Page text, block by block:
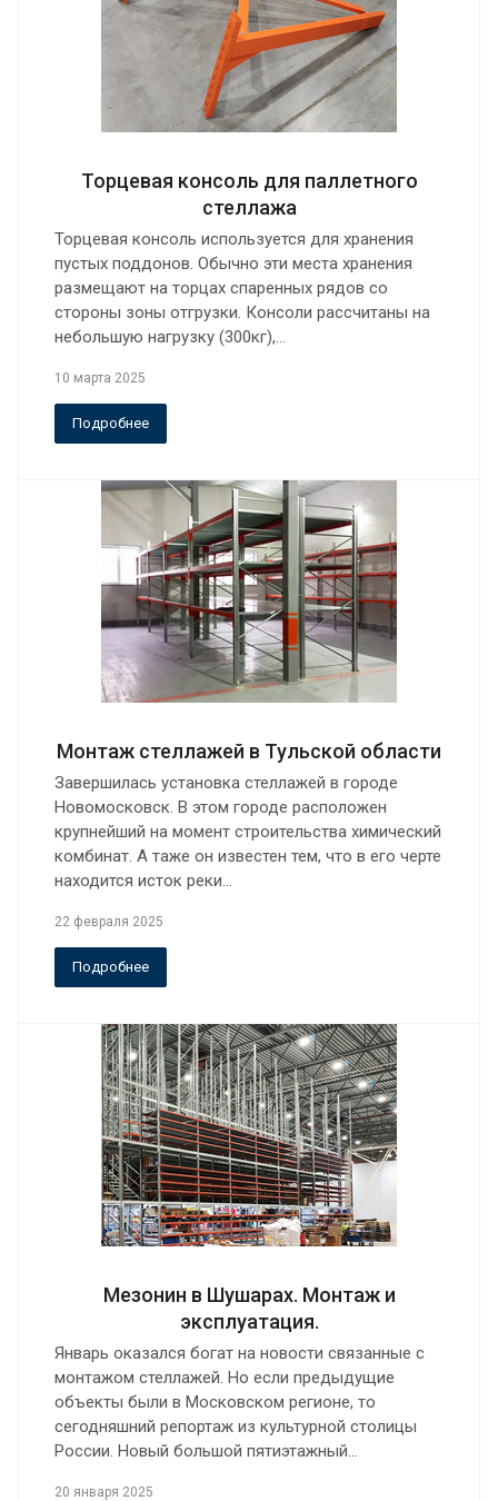
Торцевая консоль для паллетного
стеллажа
Торцевая консоль используется для хранения
пустых поддонов. Обычно эти места хранения
размещают на торцах спаренных рядов со
стороны зоны отгрузки. Консоли рассчитаны на
небольшую нагрузку (300кг),…
10 марта 2025
Подробнее
Монтаж стеллажей в Тульской области
Завершилась установка стеллажей в городе
Новомосковск. В этом городе расположен
крупнейший на момент строительства химический
комбинат. А таже он известен тем, что в его черте
находится исток реки…
22 февраля 2025
Подробнее
Мезонин в Шушарах. Монтаж и
эксплуатация.
Январь оказался богат на новости связанные с
монтажом стеллажей. Но если предыдущие
объекты были в Московском регионе, то
сегодняшний репортаж из культурной столицы
России. Новый большой пятиэтажный…
20 января 2025